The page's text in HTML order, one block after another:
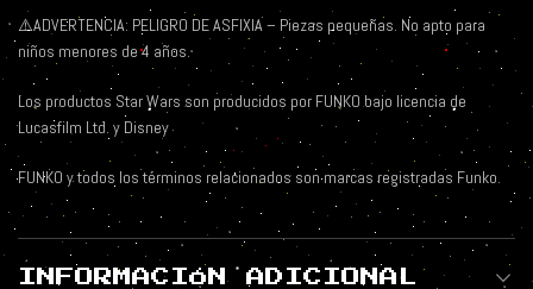
⚠️ADVERTENCIA: PELIGRO DE ASFIXIA – Piezas pequeñas. No apto para
niños menores de 4 años.
Los productos Star Wars son producidos por FUNKO bajo licencia de
Lucasfilm Ltd. y Disney
FUNKO y todos los términos relacionados son marcas registradas Funko.
INFORMACIÓN ADICIONAL